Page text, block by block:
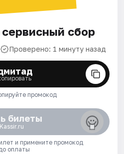
сбор
Проверено: 1 минуту назад
промокод
билеты
и примените промокод
оплаты